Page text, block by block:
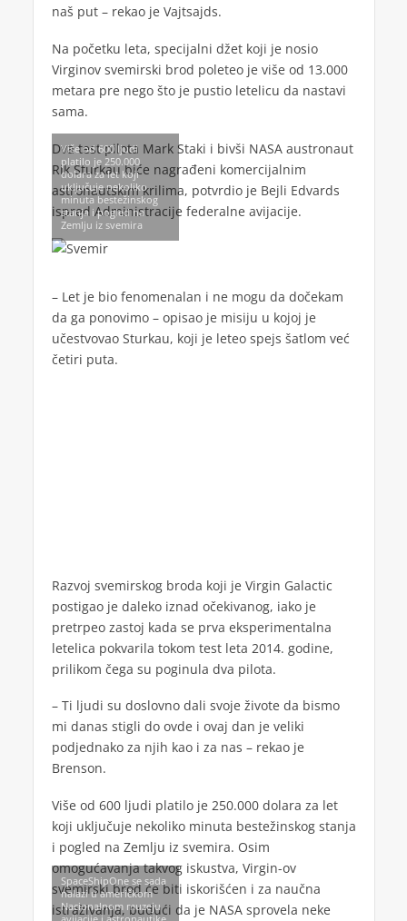
naš put – rekao je Vajtsajds.
Na početku leta, specijalni džet koji je nosio
Virginov svemirski brod poleteo je više od 13.000
metara pre nego što je pustio letelicu da nastavi
sama.
Dva test pilota Mark Staki i bivši NASA austronaut
Rik Sturkau biće nagrađeni komercijalnim
astronautskim krilima, potvrdio je Bejli Edvards
ispred Administracije federalne avijacije.
Više od 600 ljudi
platilo je 250.000
dolara za let koji
uključuje nekoliko
minuta bestežinskog
stanja i pogled na
Zemlju iz svemira
– Let je bio fenomenalan i ne mogu da dočekam
da ga ponovimo – opisao je misiju u kojoj je
učestvovao Sturkau, koji je leteo spejs šatlom već
četiri puta.
Razvoj svemirskog broda koji je Virgin Galactic
postigao je daleko iznad očekivanog, iako je
pretrpeo zastoj kada se prva eksperimentalna
letelica pokvarila tokom test leta 2014. godine,
prilikom čega su poginula dva pilota.
– Ti ljudi su doslovno dali svoje živote da bismo
mi danas stigli do ovde i ovaj dan je veliki
podjednako za njih kao i za nas – rekao je
Brenson.
Više od 600 ljudi platilo je 250.000 dolara za let
koji uključuje nekoliko minuta bestežinskog stanja
i pogled na Zemlju iz svemira. Osim
omogućavanja takvog iskustva, Virgin-ov
svemirski brod će biti iskorišćen i za naučna
istraživanja, budući da je NASA sprovela neke
SpaceShipOne se sada
nalazi u američkom
Nacionalnom muzeju